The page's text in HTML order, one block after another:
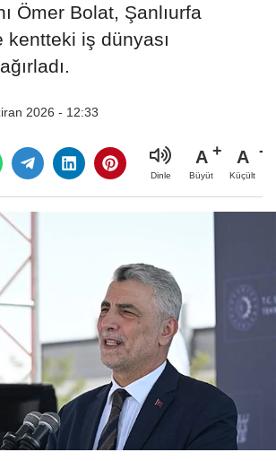
Ömer Bolat, Şanlıurfa
iş dünyası
2026 - 12:33
Dinle
A
Büyüt
A
Küçült